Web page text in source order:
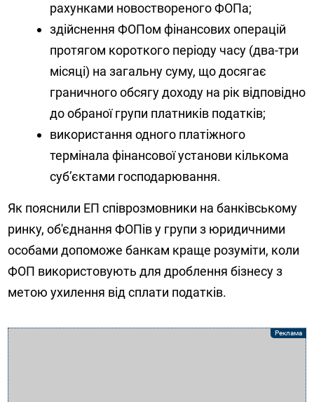
рахунками новоствореного ФОПа;
здійснення ФОПом фінансових операцій
протягом короткого періоду часу (два-три
місяці) на загальну суму, що досягає
граничного обсягу доходу на рік відповідно
до обраної групи платників податків;
використання одного платіжного
термінала фінансової установи кількома
суб’єктами господарювання.
Як пояснили ЕП співрозмовники на банківському
ринку, об'єднання ФОПів у групи з юридичними
особами допоможе банкам краще розуміти, коли
ФОП використовують для дроблення бізнесу з
метою ухилення від сплати податків.